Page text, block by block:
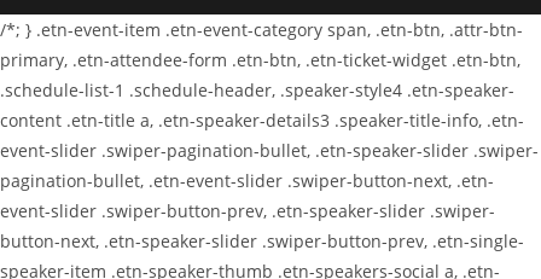
/*; } .etn-event-item .etn-event-category span, .etn-btn, .attr-btn-
primary, .etn-attendee-form .etn-btn, .etn-ticket-widget .etn-btn,
.schedule-list-1 .schedule-header, .speaker-style4 .etn-speaker-
content .etn-title a, .etn-speaker-details3 .speaker-title-info, .etn-
event-slider .swiper-pagination-bullet, .etn-speaker-slider .swiper-
pagination-bullet, .etn-event-slider .swiper-button-next, .etn-
event-slider .swiper-button-prev, .etn-speaker-slider .swiper-
button-next, .etn-speaker-slider .swiper-button-prev, .etn-single-
speaker-item .etn-speaker-thumb .etn-speakers-social a, .etn-